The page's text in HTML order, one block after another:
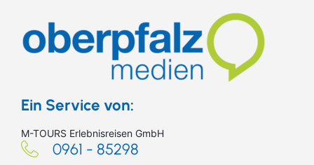
Suchen & Buchen
Bus
Ein Service von:
M-TOURS Erlebnisreisen GmbH
0961 - 85298